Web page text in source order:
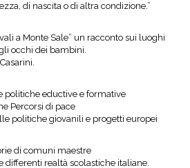
di nascita o di altra condizione.”
a Monte Sale” un racconto sui luoghi
occhi dei bambini.
politiche eductive e formative
Percorsi di pace
politiche giovanili e progetti europei
di comuni maestre
differenti realtà scolastiche italiane.